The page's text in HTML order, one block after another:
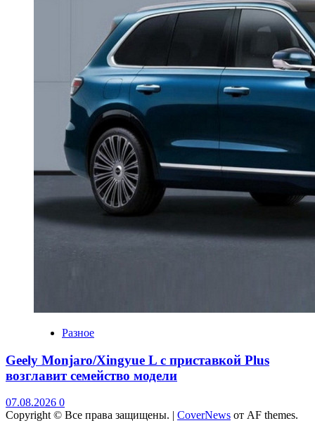
Разное
Geely Monjaro/Xingyue L с приставкой Plus
возглавит семейство модели
07.08.2026 0
Copyright © Все права защищены. | CoverNews от AF themes.